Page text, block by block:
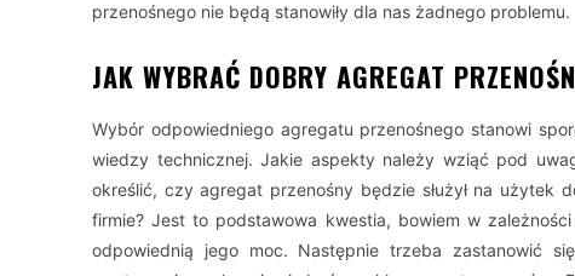
przenośnego nie będą stanowiły dla nas żadnego problemu.
JAK WYBRAĆ DOBRY AGREGAT
Wybór odpowiedniego agregatu przenośnego stanowi
wiedzy technicznej. Jakie aspekty należy wziąć pod
określić, czy agregat przenośny będzie służył na użytek
firmie? Jest to podstawowa kwestia, bowiem w
odpowiednią jego moc. Następnie trzeba zastanowić